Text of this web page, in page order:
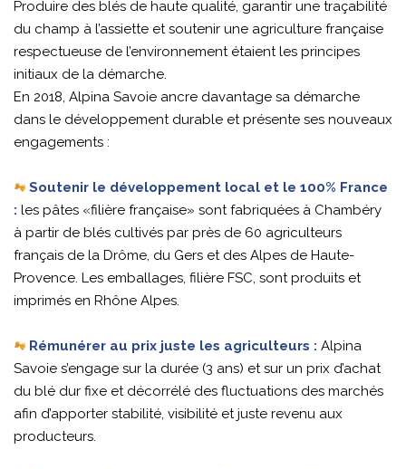
Produire des blés de haute qualité, garantir une traçabilité
du champ à l’assiette et soutenir une agriculture française
respectueuse de l’environnement étaient les principes
initiaux de la démarche.
En 2018, Alpina Savoie ancre davantage sa démarche
dans le développement durable et présente ses nouveaux
engagements :
Soutenir le développement local et le 100% France
: les pâtes «filière française» sont fabriquées à Chambéry
à partir de blés cultivés par près de 60 agriculteurs
français de la Drôme, du Gers et des Alpes de Haute-
Provence. Les emballages, filière FSC, sont produits et
imprimés en Rhône Alpes.
Rémunérer au prix juste les agriculteurs : Alpina
Savoie s’engage sur la durée (3 ans) et sur un prix d’achat
du blé dur fixe et décorrélé des fluctuations des marchés
afin d’apporter stabilité, visibilité et juste revenu aux
producteurs.